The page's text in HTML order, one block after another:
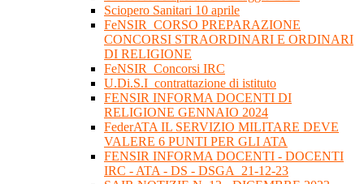
Sciopero Sanitari 10 aprile
FeNSIR_CORSO PREPARAZIONE
CONCORSI STRAORDINARI E ORDINARI
DI RELIGIONE
FeNSIR_Concorsi IRC
U.Di.S.I_contrattazione di istituto
FENSIR INFORMA DOCENTI DI
RELIGIONE GENNAIO 2024
FederATA IL SERVIZIO MILITARE DEVE
VALERE 6 PUNTI PER GLI ATA
FENSIR INFORMA DOCENTI - DOCENTI
IRC - ATA - DS - DSGA_21-12-23